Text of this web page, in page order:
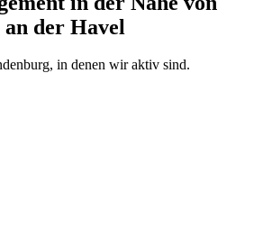
der Havel
, in denen wir aktiv sind.